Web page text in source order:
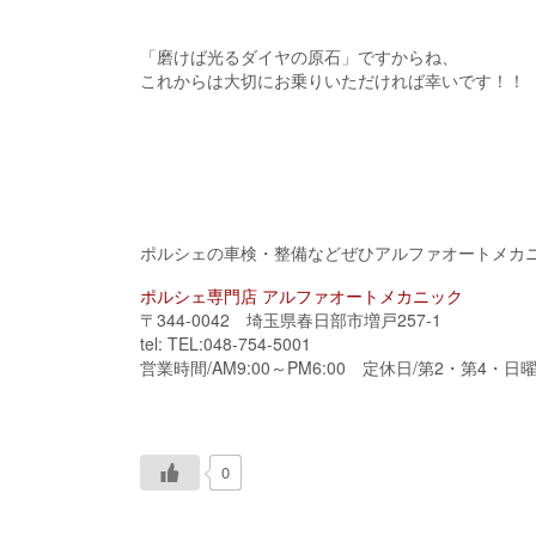
「磨けば光るダイヤの原石」ですからね、
これからは大切にお乗りいただければ幸いです！！
ポルシェの車検・整備などぜひアルファオートメカ
ポルシェ専門店 アルファオートメカニック
〒344-0042 埼玉県春日部市増戸257-1
tel: TEL:048-754-5001
営業時間/AM9:00～PM6:00 定休日/第2・第4・日
0